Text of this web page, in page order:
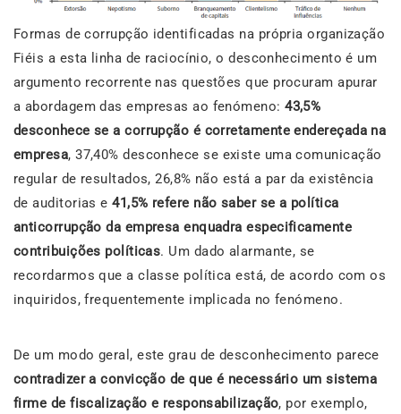
Formas de corrupção identificadas na própria organização
Fiéis a esta linha de raciocínio, o desconhecimento é um
argumento recorrente nas questões que procuram apurar
a abordagem das empresas ao fenómeno:43,5%
desconhece se a corrupção é corretamente endereçada na
empresa, 37,40% desconhece se existe uma comunicação
regular de resultados, 26,8% não está a par da existência
de auditorias e41,5% refere não saber se a política
anticorrupção da empresa enquadra especificamente
contribuições políticas. Um dado alarmante, se
recordarmos que a classe política está, de acordo com os
inquiridos, frequentemente implicada no fenómeno.
De um modo geral, este grau de desconhecimento parece
contradizer a convicção de que é necessário um sistema
firme de fiscalização e responsabilização, por exemplo,